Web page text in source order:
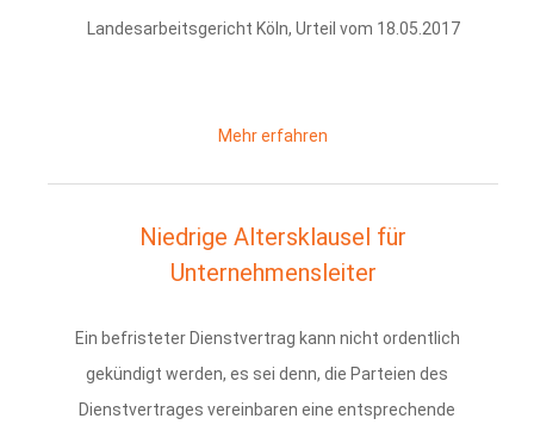
Landesarbeitsgericht Köln, Urteil vom 18.05.2017
Mehr erfahren
Niedrige Altersklausel für
Unternehmensleiter
Ein befristeter Dienstvertrag kann nicht ordentlich
gekündigt werden, es sei denn, die Parteien des
Dienstvertrages vereinbaren eine entsprechende